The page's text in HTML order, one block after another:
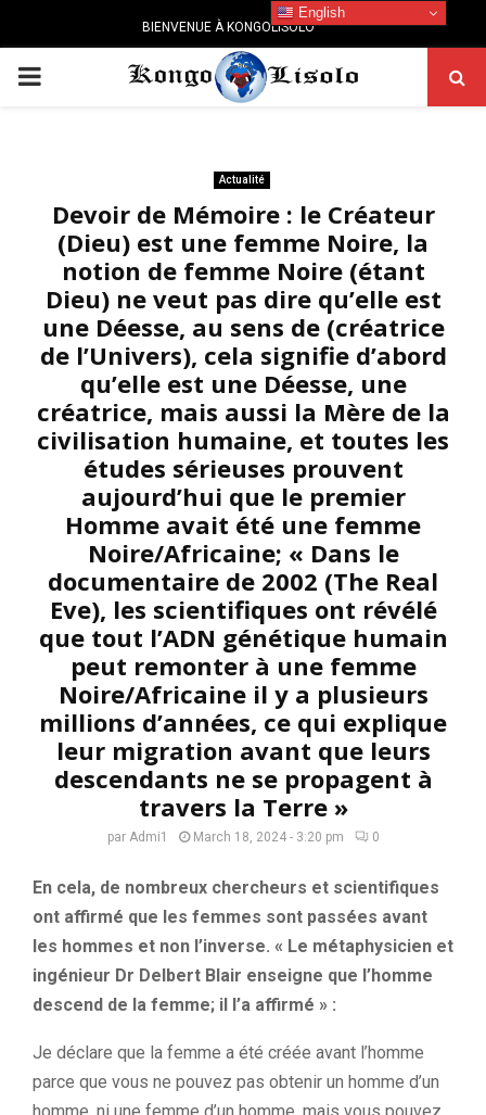
BIENVENUE À KONGOLISOLO
PRIMARY
Actualité
Devoir de Mémoire : le Créateur
(Dieu) est une femme Noire, la
notion de femme Noire (étant
Dieu) ne veut pas dire qu’elle est
une Déesse, au sens de (créatrice
de l’Univers), cela signifie d’abord
qu’elle est une Déesse, une
créatrice, mais aussi la Mère de la
civilisation humaine, et toutes les
études sérieuses prouvent
aujourd’hui que le premier
Homme avait été une femme
Noire/Africaine; « Dans le
documentaire de 2002 (The Real
Eve), les scientifiques ont révélé
que tout l’ADN génétique humain
peut remonter à une femme
Noire/Africaine il y a plusieurs
millions d’années, ce qui explique
leur migration avant que leurs
descendants ne se propagent à
travers la Terre »
par Admi1 March 18, 2024 - 3:20 pm 0
En cela, de nombreux chercheurs et scientifiques
ont affirmé que les femmes sont passées avant
les hommes et non l’inverse. « Le métaphysicien et
ingénieur Dr Delbert Blair enseigne que l’homme
descend de la femme; il l’a affirmé » :
Je déclare que la femme a été créée avant l’homme
parce que vous ne pouvez pas obtenir un homme d’un
English